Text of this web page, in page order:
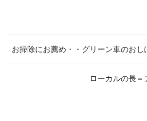
お掃除にお薦め・・グリーン車のおし
ローカルの長＝